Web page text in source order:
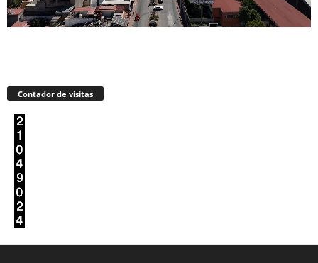
Contador de visitas